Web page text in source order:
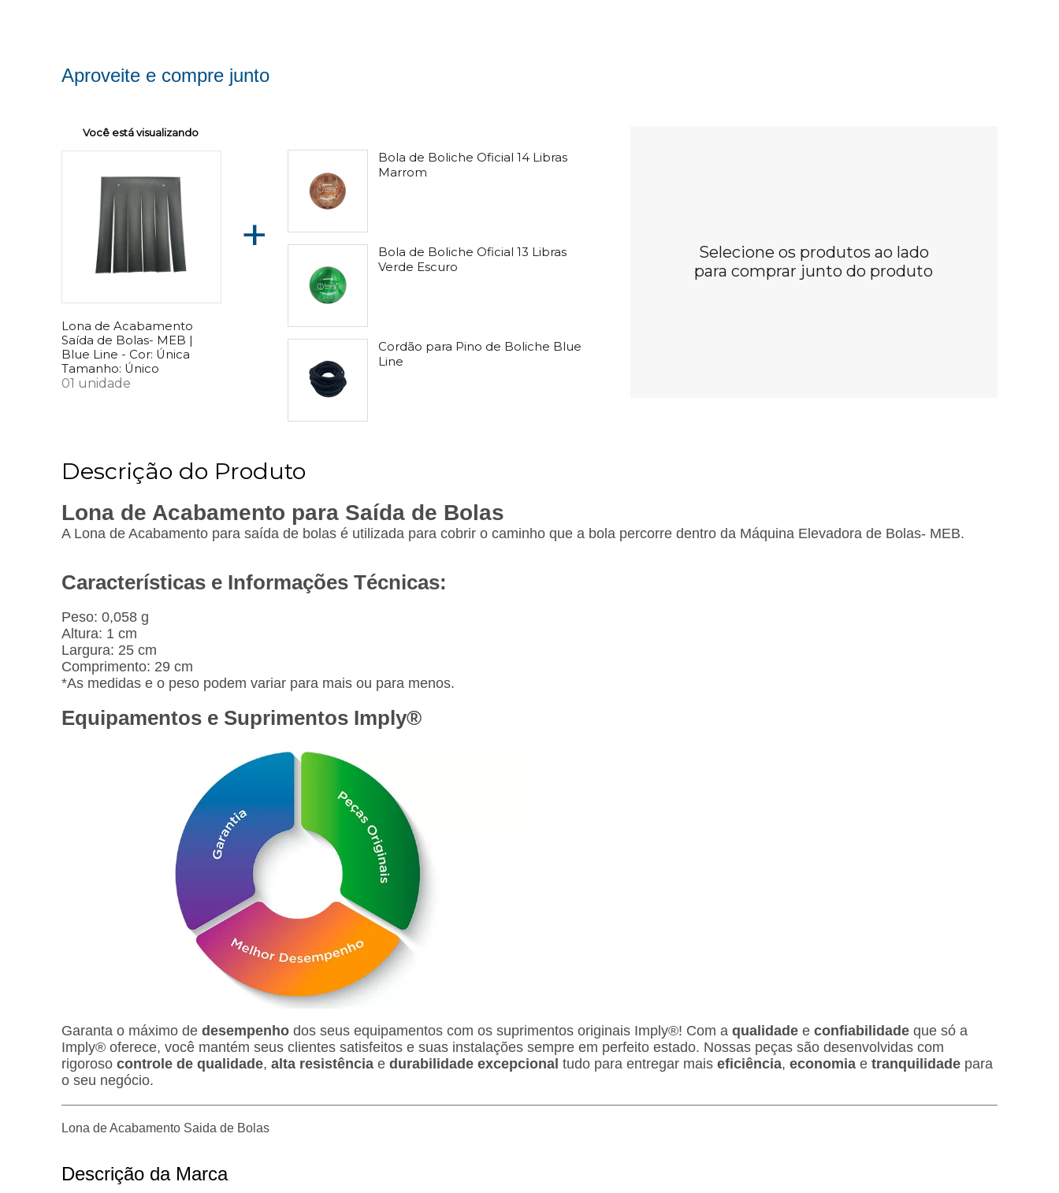
Aproveite e compre junto
Você está visualizando
Lona de Acabamento
Saída de Bolas- MEB |
Blue Line - Cor: Única
Tamanho: Único
01 unidade
+
Bola de Boliche Oficial 14 Libras
Marrom
Bola de Boliche Oficial 13 Libras
Verde Escuro
Cordão para Pino de Boliche Blue
Line
Selecione os produtos ao lado
para comprar junto do produto
Descrição do Produto
Lona de Acabamento para Saída de Bolas
A Lona de Acabamento para saída de bolas é utilizada para cobrir o caminho que a bola percorre dentro da Máquina Elevadora de Bolas- MEB.
Características e Informações Técnicas:
Peso: 0,058 g
Altura: 1 cm
Largura: 25 cm
Comprimento: 29 cm
*As medidas e o peso podem variar para mais ou para menos.
Equipamentos e Suprimentos Imply®
Garanta o máximo de desempenhodos seus equipamentos com os suprimentos originais Imply®! Com a qualidadee confiabilidadeque só a
Imply® oferece, você mantém seus clientes satisfeitos e suas instalações sempre em perfeito estado. Nossas peças são desenvolvidas com
rigoroso controle de qualidade, alta resistênciae durabilidade excepcional tudo para entregar mais eficiência, economiae tranquilidadepara
o seu negócio.
Lona de Acabamento Saida de Bolas
Descrição da Marca